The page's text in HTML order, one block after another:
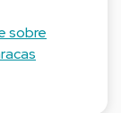
sobre